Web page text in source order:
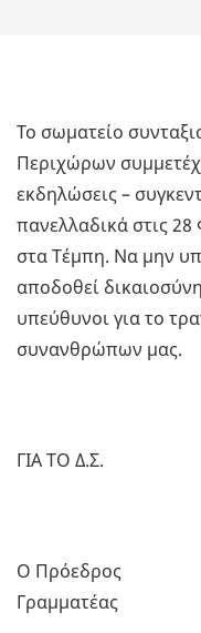
Το σωματείο
Περιχώρων
εκδηλώσεις –
πανελλαδικά στις
στα Τέμπη. Να μην
αποδοθεί
υπεύθυνοι για το
συνανθρώπων μας.
ΓΙΑ ΤΟ Δ.Σ.
Ο
Γραμματέας